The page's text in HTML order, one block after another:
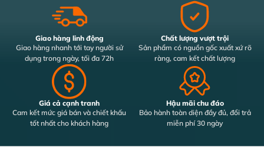
Giao hàng linh động
Giao hàng nhanh tới tay người sử
dụng trong ngày, tối đa 72h
Chất lượng vượt trội
Sản phẩm có nguồn gốc xuất xứ rõ
ràng, cam kết chất lượng
Giá cả cạnh tranh
Cam kết mức giá bán và chiết khấu
tốt nhất cho khách hàng
Hậu mãi chu đáo
Bảo hành toàn diện đầy đủ, đổi trả
miễn phí 30 ngày